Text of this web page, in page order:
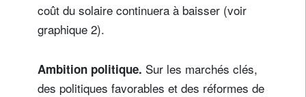
coût du solaire continuera à baisser (voir
graphique 2).
Ambition politique. Sur les marchés clés,
des politiques favorables et des réformes de